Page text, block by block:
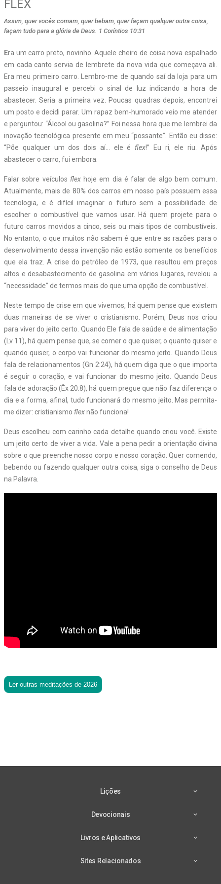
FLEX
Assim, quer vocês comam, quer bebam, quer façam qualquer outra coisa,
façam tudo para a glória de Deus. 1 Coríntios 10:31
Era um carro preto, novinho. Aquele cheiro de coisa nova espalhado
em cada canto servia de lembrete da nova vida que começava ali.
Era meu primeiro carro. Lembro-me de quando saí da loja para um
passeio inaugural e percebi o sinal de luz indicando a hora de
abastecer. Seria a primeira vez. Poucas quadras depois, encontrei
um posto e decidi parar. Um rapaz bem-humorado veio me atender
e perguntou: “Álcool ou gasolina?” Foi nessa hora que me lembrei da
inovação tecnológica presente em meu “possante”. Então eu disse:
“Põe qualquer um dos dois aí… ele é flex!” Eu ri, ele riu. Após
abastecer o carro, fui embora.
Falar sobre veículos flex hoje em dia é falar de algo bem comum.
Atualmente, mais de 80% dos carros em nosso país possuem essa
tecnologia, e é difícil imaginar o futuro sem a possibilidade de
escolher o combustível que vamos usar. Há quem projete para o
futuro carros movidos a cinco, seis ou mais tipos de combustíveis.
No entanto, o que muitos não sabem é que entre as razões para o
desenvolvimento dessa invenção não estão somente os benefícios
que ela traz. A crise do petróleo de 1973, que resultou em preços
altos e desabastecimento de gasolina em vários lugares, revelou a
“necessidade” de termos mais do que uma opção de combustível.
Neste tempo de crise em que vivemos, há quem pense que existem
duas maneiras de se viver o cristianismo. Porém, Deus nos criou
para viver do jeito certo. Quando Ele fala de saúde e de alimentação
(Lv 11), há quem pense que, se comer o que quiser, o quanto quiser e
quando quiser, o corpo vai funcionar do mesmo jeito. Quando Deus
fala de relacionamentos (Gn 2:24), há quem diga que o que importa
é seguir o coração, e vai funcionar do mesmo jeito. Quando Deus
fala de adoração (Êx 20:8), há quem pregue que não faz diferença o
dia e a forma, afinal, tudo funcionará do mesmo jeito. Mas permita-
me dizer: cristianismo flexnão funciona!
Deus escolheu com carinho cada detalhe quando criou você. Existe
um jeito certo de viver a vida. Vale a pena pedir a orientação divina
sobre o que preenche nosso corpo e nosso coração. Quer comendo,
bebendo ou fazendo qualquer outra coisa, siga o conselho de Deus
na Palavra.
Ler outras meditações de 2026
Lições
Devocionais
Livros e Aplicativos
Sites Relacionados